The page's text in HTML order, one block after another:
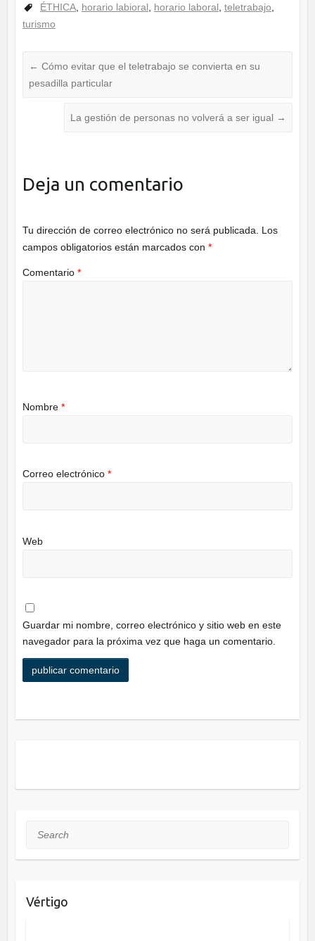
c
b
o
tt
k
dI
n
ÉTHICA, horario labioral horario laboral teletrabajo
turismo
← Cómo evitar que el teletrabajo se convierta en su
pesadilla particular
La gestión de personas no volverá a ser igual →
Deja un comentario
Tu dirección de correo electrónico no será publicada. Los
campos obligatorios están marcados con *
Comentario *
Nombre *
Correo electrónico *
Web
Guardar mi nombre, correo electrónico y sitio web en este
navegador para la próxima vez que haga un comentario.
Search
Vértigo